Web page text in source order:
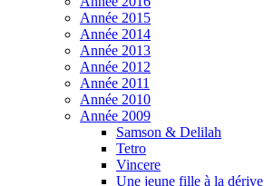
Année 2015
Année 2014
Année 2013
Année 2012
Année 2011
Année 2010
Année 2009
Samson & Delilah
Tetro
Vincere
Une jeune fille à la dérive